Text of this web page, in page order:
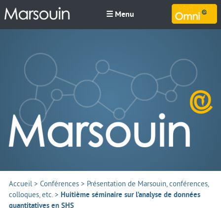
☰ Menu
Accueil> Conférences > Présentation de Marsouin, conférences,
colloques, etc.> Huitième séminaire sur l’analyse de données
quantitatives en SHS